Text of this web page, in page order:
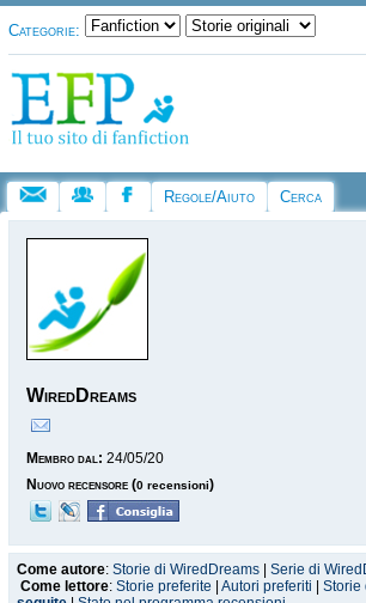
Categorie:
Regole/Aiuto Cerca
WiredDreams
Membro dal: 24/05/20
Nuovo recensore (0 recensioni)
Come autore: Storie di WiredDreams
Serie di
Come lettore: Storie preferite Autori preferiti Storie